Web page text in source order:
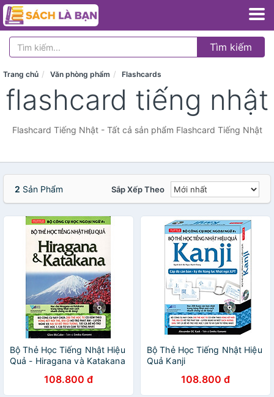
Tìm kiếm
Trang chủ Văn phòng phẩm Flashcards
flashcard tiếng nhật
Flashcard Tiếng Nhật - Tất cả sản phẩm Flashcard Tiếng Nhật
2 Sản Phẩm Sắp Xếp Theo
Bộ Thẻ Học Tiếng Nhật Hiệu
Quả - Hiragana và Katakana
108.800 đ
Bộ Thẻ Học Tiếng Nhật Hiệu
Quả Kanji
108.800 đ